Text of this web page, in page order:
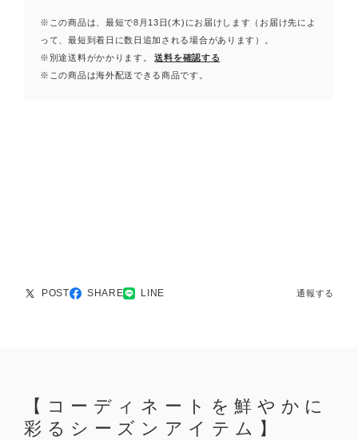
※この商品は、最短で8月13日(木)にお届けします（お届け先によ
って、最短到着日に数日追加される場合があります）。
※別途送料がかかります。
送料を確認する
※この商品は海外配送できる商品です。
POST SHARE LINE 通報する
【コーディネートを鮮やかに
彩るシーズンアイテム】